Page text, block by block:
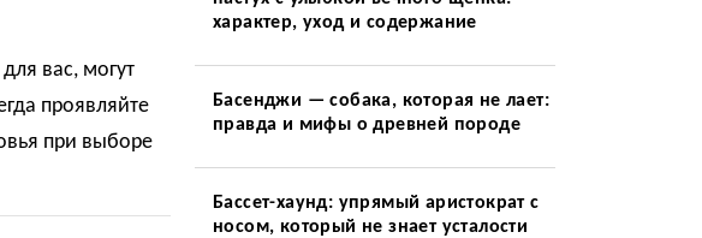
вас, могут
проявляйте
при выборе
характер, уход и содержание
Басенджи — собака, которая не лает:
правда и мифы о древней породе
Бассет-хаунд: упрямый аристократ с
носом, который не знает усталости